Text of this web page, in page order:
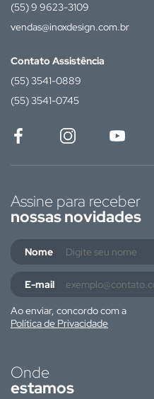
(55) 9 9623-3109
vendas@inoxdesign.com.br
Contato Assistência
(55) 3541-0889
(55) 3541-0745
Assine para receber
nossas novidades
Nome
E-mail
Ao enviar, concordo com a
Política de Privacidade
Onde
estamos